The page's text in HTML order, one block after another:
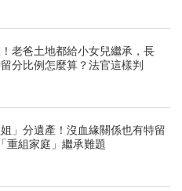
老爸土地都給小女兒繼承，長
分比例怎麼算？法官這樣判
」分遺產！沒血緣關係也有特留
重組家庭」繼承難題